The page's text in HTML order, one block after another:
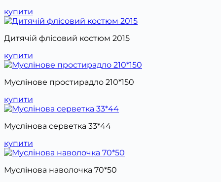
купити
Дитячій флісовий костюм 2015
купити
Муслінове простирадло 210*150
купити
Муслінова серветка 33*44
купити
Муслінова наволочка 70*50